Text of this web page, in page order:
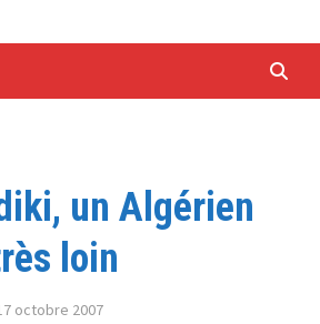
un Algérien
loin
octobre 2007